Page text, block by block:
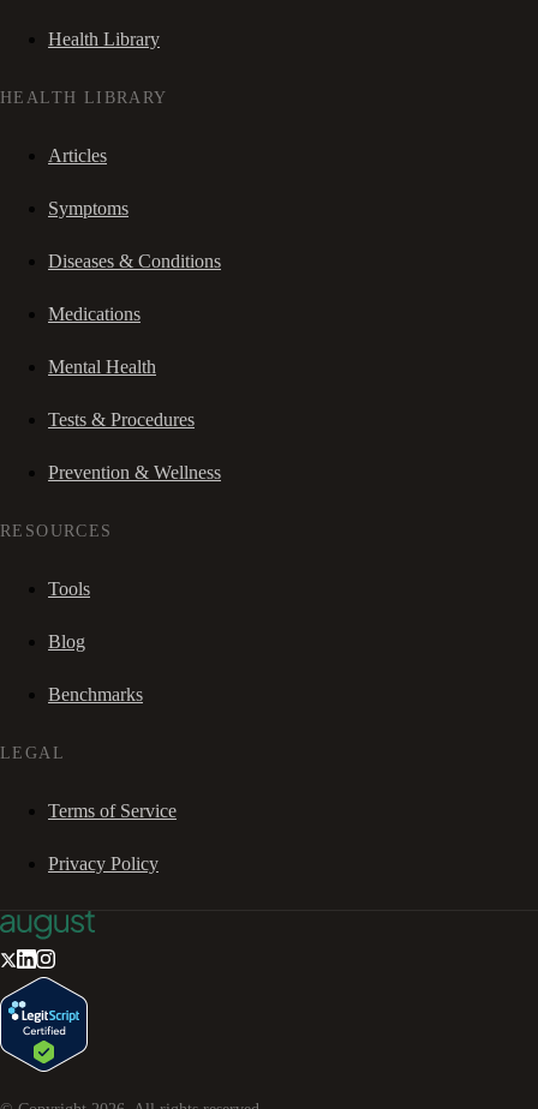
Health Library
HEALTH LIBRARY
Articles
Symptoms
Diseases & Conditions
Medications
Mental Health
Tests & Procedures
Prevention & Wellness
RESOURCES
Tools
Blog
Benchmarks
LEGAL
Terms of Service
Privacy Policy